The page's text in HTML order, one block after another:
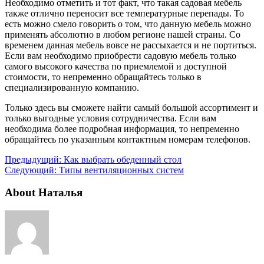
Необходимо отметить и тот факт, что такая садовая мебель
также отлично переносит все температурные перепады. То
есть можно смело говорить о том, что данную мебель можно
применять абсолютно в любом регионе нашей страны. Со
временем данная мебель вовсе не рассыхается и не портиться.
Если вам необходимо приобрести садовую мебель только
самого высокого качества по приемлемой и доступной
стоимости, то непременно обращайтесь только в
специализированную компанию.
Только здесь вы сможете найти самый большой ассортимент и
только выгодные условия сотрудничества. Если вам
необходима более подробная информация, то непременно
обращайтесь по указанным контактным номерам телефонов.
Предыдущий: Как выбрать обеденный стол
Следующий: Типы вентиляционных систем
About Наталья